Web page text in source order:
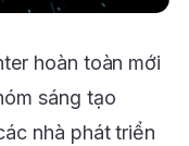
hoàn toàn mới
sáng tạo
nhà phát triển